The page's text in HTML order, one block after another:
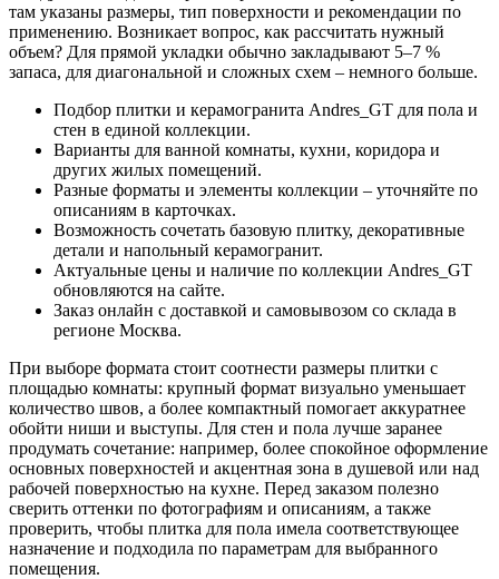
там указаны размеры, тип поверхности и рекомендации по
применению. Возникает вопрос, как рассчитать нужный
объем? Для прямой укладки обычно закладывают 5–7 %
запаса, для диагональной и сложных схем – немного больше.
Подбор плитки и керамогранита Andres_GT для пола и
стен в единой коллекции.
Варианты для ванной комнаты, кухни, коридора и
других жилых помещений.
Разные форматы и элементы коллекции – уточняйте по
описаниям в карточках.
Возможность сочетать базовую плитку, декоративные
детали и напольный керамогранит.
Актуальные цены и наличие по коллекции Andres_GT
обновляются на сайте.
Заказ онлайн с доставкой и самовывозом со склада в
регионе Москва.
При выборе формата стоит соотнести размеры плитки с
площадью комнаты: крупный формат визуально уменьшает
количество швов, а более компактный помогает аккуратнее
обойти ниши и выступы. Для стен и пола лучше заранее
продумать сочетание: например, более спокойное оформление
основных поверхностей и акцентная зона в душевой или над
рабочей поверхностью на кухне. Перед заказом полезно
сверить оттенки по фотографиям и описаниям, а также
проверить, чтобы плитка для пола имела соответствующее
назначение и подходила по параметрам для выбранного
помещения.